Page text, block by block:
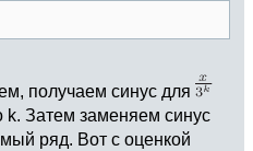
получаем синус для
k. Затем заменяем синус
ряд. Вот с оценкой